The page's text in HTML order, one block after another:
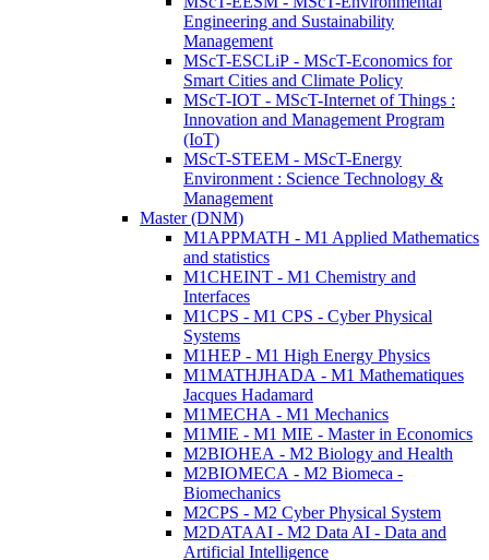
Engineering and Sustainability
Management
MScT-ESCLiP - MScT-Economics for
Smart Cities and Climate Policy
MScT-IOT - MScT-Internet of Things :
Innovation and Management Program
(IoT)
MScT-STEEM - MScT-Energy
Environment : Science Technology &
Management
Master (DNM)
M1APPMATH - M1 Applied Mathematics
and statistics
M1CHEINT - M1 Chemistry and
Interfaces
M1CPS - M1 CPS - Cyber Physical
Systems
M1HEP - M1 High Energy Physics
M1MATHJHADA - M1 Mathematiques
Jacques Hadamard
M1MECHA - M1 Mechanics
M1MIE - M1 MIE - Master in Economics
M2BIOHEA - M2 Biology and Health
M2BIOMECA - M2 Biomeca -
Biomechanics
M2CPS - M2 Cyber Physical System
M2DATAAI - M2 Data AI - Data and
Artificial Intelligence